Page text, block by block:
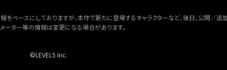
をベースにしておりますが、本作で新たに登場するキャラクターなど、後日、公開／追
ーター等の情報は変更になる場合があります。
©LEVEL5 Inc.